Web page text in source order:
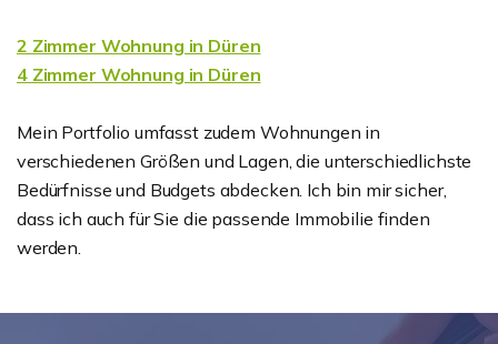
2 Zimmer Wohnung in Düren
4 Zimmer Wohnung in Düren
Mein Portfolio umfasst zudem Wohnungen in
verschiedenen Größen und Lagen, die unterschiedlichste
Bedürfnisse und Budgets abdecken. Ich bin mir sicher,
dass ich auch für Sie die passende Immobilie finden
werden.